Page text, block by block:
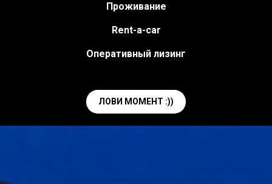
Проживание
Rent-a-car
Оперативный лизинг
ЛОВИ МОМЕНТ :))